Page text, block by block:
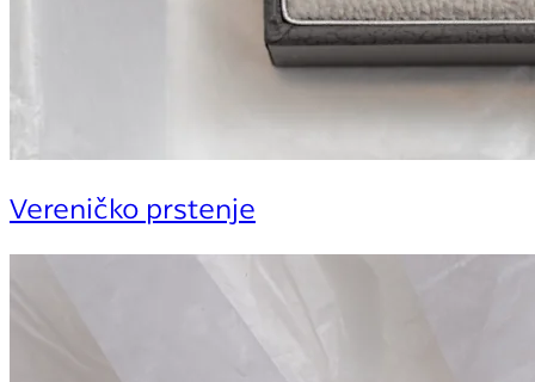
Vereničko prstenje